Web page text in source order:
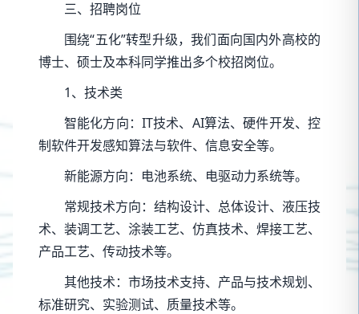
三、招聘岗位
围绕“五化”转型升级，我们面向国内外高校的
博士、硕士及本科同学推出多个校招岗位。
1、技术类
智能化方向：IT技术、AI算法、硬件开发、控
制软件开发感知算法与软件、信息安全等。
新能源方向：电池系统、电驱动力系统等。
常规技术方向：结构设计、总体设计、液压技
术、装调工艺、涂装工艺、仿真技术、焊接工艺、
产品工艺、传动技术等。
其他技术：市场技术支持、产品与技术规划、
标准研究、实验测试、质量技术等。